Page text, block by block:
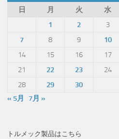
日
月 火 水
1
2 3
7
8 9 10
14
15 16 17
21
22 23 24
28
29
30
« 5月
7月 »
トルメック製品はこちら